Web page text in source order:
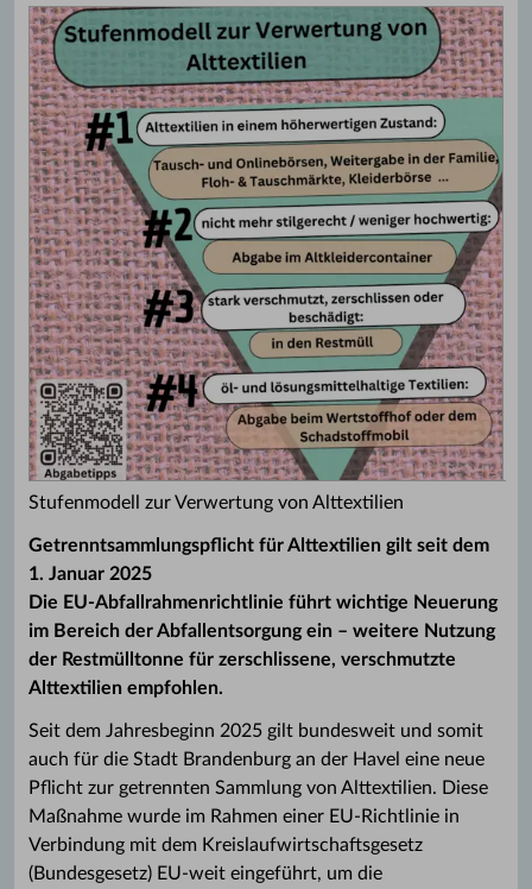
Stufenmodell zur Verwertung von Alttextilien
Getrenntsammlungspflicht für Alttextilien gilt seit dem
1. Januar 2025
Die EU-Abfallrahmenrichtlinie führt wichtige Neuerung
im Bereich der Abfallentsorgung ein – weitere Nutzung
der Restmülltonne für zerschlissene, verschmutzte
Alttextilien empfohlen.
Seit dem Jahresbeginn 2025 gilt bundesweit und somit
auch für die Stadt Brandenburg an der Havel eine neue
Pflicht zur getrennten Sammlung von Alttextilien. Diese
Maßnahme wurde im Rahmen einer EU-Richtlinie in
Verbindung mit dem Kreislaufwirtschaftsgesetz
(Bundesgesetz) EU-weit eingeführt, um die